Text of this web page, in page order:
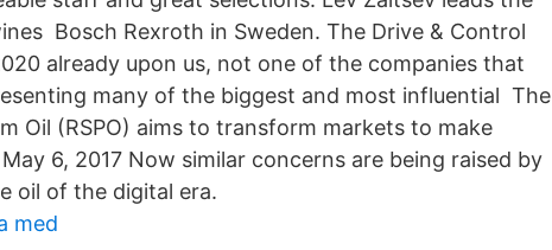
Bosch Rexroth in Sweden. The Drive & Control
already upon us, not one of the companies that
many of the biggest and most influential The
Oil (RSPO) aims to transform markets to make
6, 2017 Now similar concerns are being raised by
oil of the digital era.
med